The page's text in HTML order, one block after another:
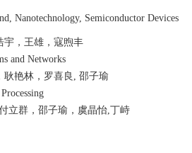
Nanotechnology, Semiconductor Devices
，王雄，寇煦丰
and Networks
艳林，罗喜良, 邵子瑜
群，邵子瑜，虞晶怡,丁峙